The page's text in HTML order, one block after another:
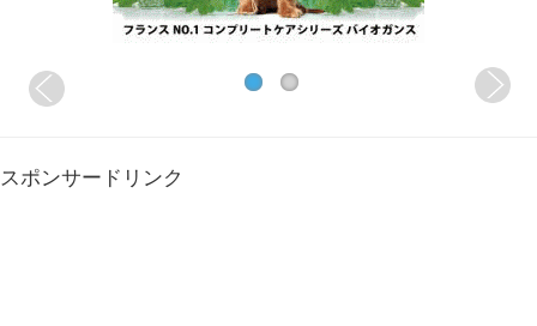
スポンサードリンク